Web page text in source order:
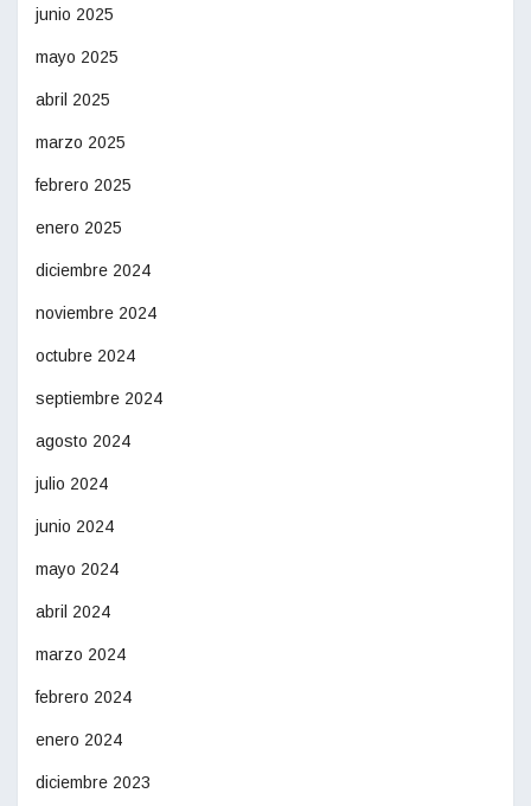
junio 2025
mayo 2025
abril 2025
marzo 2025
febrero 2025
enero 2025
diciembre 2024
noviembre 2024
octubre 2024
septiembre 2024
agosto 2024
julio 2024
junio 2024
mayo 2024
abril 2024
marzo 2024
febrero 2024
enero 2024
diciembre 2023